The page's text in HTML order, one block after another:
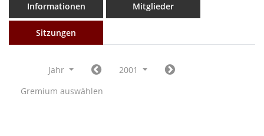
Informationen Mitglieder
Sitzungen
Jahr
2001
Gremium auswählen